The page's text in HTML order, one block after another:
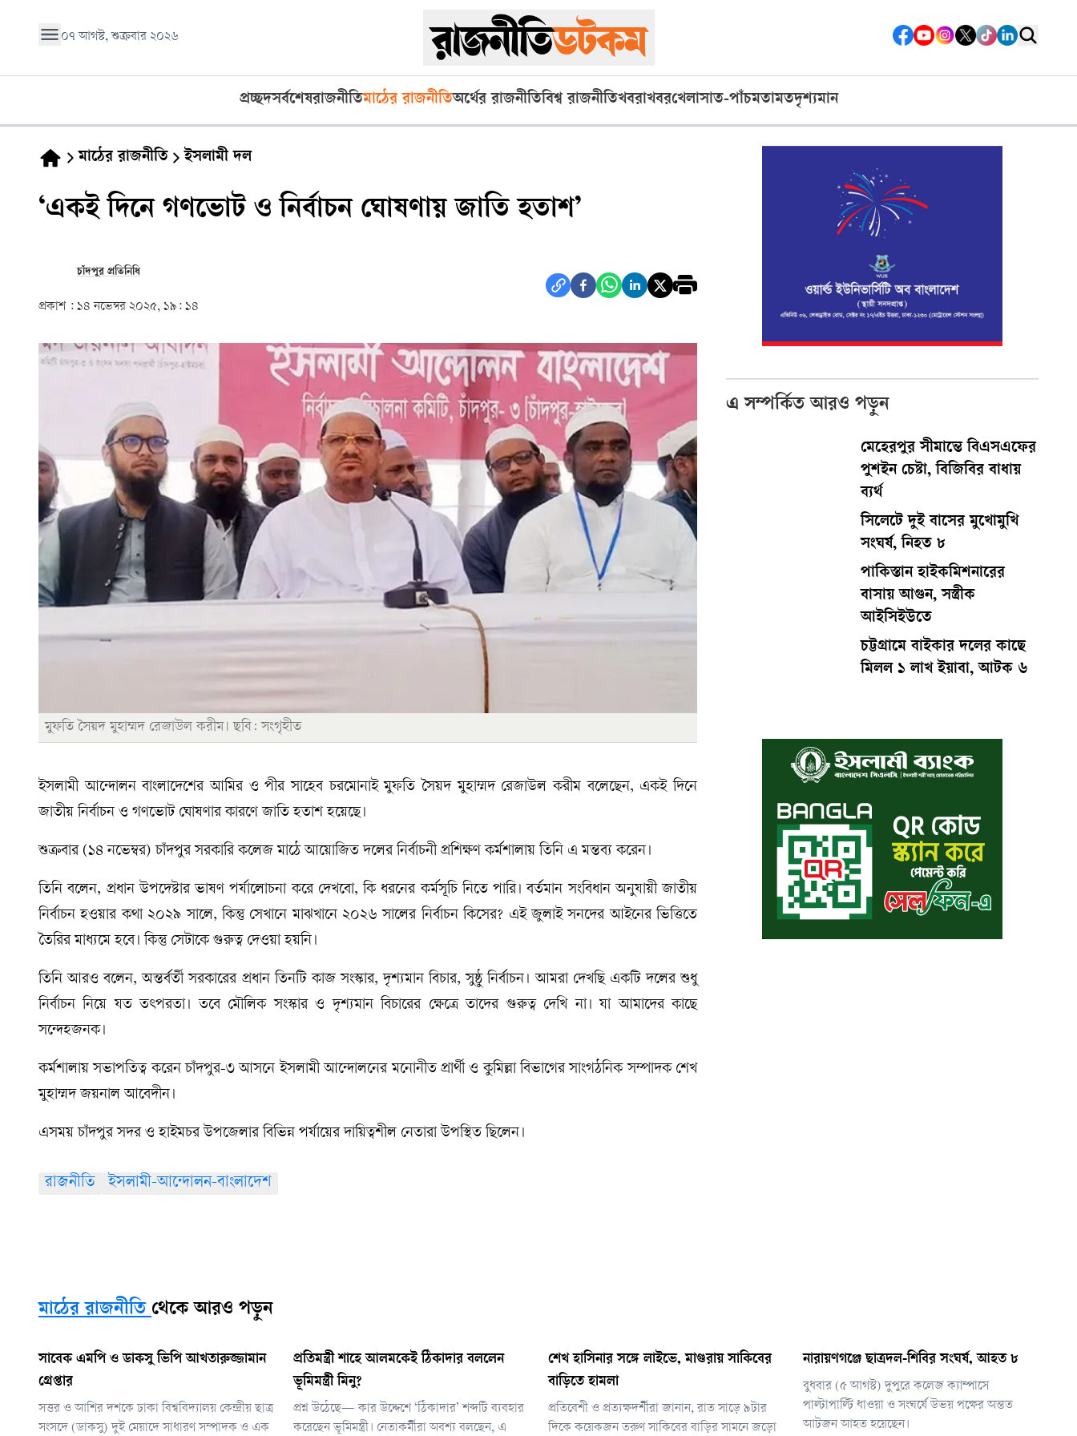
০৭ আগস্ট, শুক্রবার ২০২৬
প্রচ্ছদসর্বশেষরাজনীতিমাঠের রাজনীতিঅর্থের রাজনীতিবিশ্ব রাজনীতিখবরাখবরখেলাসাত-পাঁচমতামতদৃশ্যমান
মাঠের রাজনীতি ইসলামী দল
‘একই দিনে গণভোট ও নির্বাচন ঘোষণায় জাতি হতাশ’
চাঁদপুর প্রতিনিধি
প্রকাশ : ১৪ নভেম্বর ২০২৫, ১৯: ১৪
মুফতি সৈয়দ মুহাম্মদ রেজাউল করীম। ছবি: সংগৃহীত
ইসলামী আন্দোলন বাংলাদেশের আমির ও পীর সাহেব চরমোনাই মুফতি সৈয়দ মুহাম্মদ রেজাউল করীম বলেছেন, একই দিনে
জাতীয় নির্বাচন ও গণভোট ঘোষণার কারণে জাতি হতাশ হয়েছে।
শুক্রবার (১৪ নভেম্বর) চাঁদপুর সরকারি কলেজ মাঠে আয়োজিত দলের নির্বাচনী প্রশিক্ষণ কর্মশালায় তিনি এ মন্তব্য করেন।
তিনি বলেন, প্রধান উপদেষ্টার ভাষণ পর্যালোচনা করে দেখবো, কি ধরনের কর্মসূচি নিতে পারি। বর্তমান সংবিধান অনুযায়ী জাতীয়
নির্বাচন হওয়ার কথা ২০২৯ সালে, কিন্তু সেখানে মাঝখানে ২০২৬ সালের নির্বাচন কিসের? এই জুলাই সনদের আইনের ভিত্তিতে
তৈরির মাধ্যমে হবে। কিন্তু সেটাকে গুরুত্ব দেওয়া হয়নি।
তিনি আরও বলেন, অন্তর্বর্তী সরকারের প্রধান তিনটি কাজ সংস্কার, দৃশ্যমান বিচার, সুষ্ঠু নির্বাচন। আমরা দেখছি একটি দলের শুধু
নির্বাচন নিয়ে যত তৎপরতা। তবে মৌলিক সংস্কার ও দৃশ্যমান বিচারের ক্ষেত্রে তাদের গুরুত্ব দেখি না। যা আমাদের কাছে
সন্দেহজনক।
কর্মশালায় সভাপতিত্ব করেন চাঁদপুর-৩ আসনে ইসলামী আন্দোলনের মনোনীত প্রার্থী ও কুমিল্লা বিভাগের সাংগঠনিক সম্পাদক শেখ
মুহাম্মদ জয়নাল আবেদীন।
এসময় চাঁদপুর সদর ও হাইমচর উপজেলার বিভিন্ন পর্যায়ের দায়িত্বশীল নেতারা উপস্থিত ছিলেন।
রাজনীতি ইসলামী-আন্দোলন-বাংলাদেশ
এ সম্পর্কিত আরও পড়ুন
মেহেরপুর সীমান্তে বিএসএফের
পুশইন চেষ্টা, বিজিবির বাধায়
ব্যর্থ
সিলেটে দুই বাসের মুখোমুখি
সংঘর্ষ, নিহত ৮
পাকিস্তান হাইকমিশনারের
বাসায় আগুন, সস্ত্রীক
আইসিইউতে
চট্টগ্রামে বাইকার দলের কাছে
মিলল ১ লাখ ইয়াবা, আটক ৬
মাঠের রাজনীতি থেকে আরও পড়ুন
সাবেক এমপি ও ডাকসু ভিপি আখতারুজ্জামান
গ্রেপ্তার
সত্তর ও আশির দশকে ঢাকা বিশ্ববিদ্যালয় কেন্দ্রীয় ছাত্র
সংসদে (ডাকসু) দুই মেয়াদে সাধারণ সম্পাদক ও এক
প্রতিমন্ত্রী শাহে আলমকেই ঠিকাদার বললেন
ভূমিমন্ত্রী মিনু?
প্রশ্ন উঠেছে— কার উদ্দেশে ‘ঠিকাদার’ শব্দটি ব্যবহার
করেছেন ভূমিমন্ত্রী। নেতাকর্মীরা অবশ্য বলছেন, এ
শেখ হাসিনার সঙ্গে লাইভে, মাগুরায় সাকিবের
বাড়িতে হামলা
প্রতিবেশী ও প্রত্যক্ষদর্শীরা জানান, রাত সাড়ে ৯টার
দিকে কয়েকজন তরুণ সাকিবের বাড়ির সামনে জড়ো
নারায়ণগঞ্জে ছাত্রদল-শিবির সংঘর্ষ, আহত ৮
বুধবার (৫ আগস্ট) দুপুরে কলেজ ক্যাম্পাসে
পাল্টাপাল্টি ধাওয়া ও সংঘর্ষে উভয় পক্ষের অন্তত
আটজন আহত হয়েছেন।